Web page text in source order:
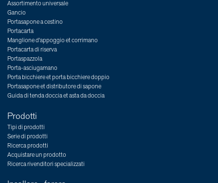
Assortimento universale
Gancio
Portasapone a cestino
Portacarta
Manglione d'appoggio et corrimano
Portacarta di riserva
Portaspazzola
Porta-asciugamano
Porta bicchiere et porta bicchiere doppio
Portasapone et distributore di sapone
Guida di tenda doccia et asta da doccia
Prodotti
Tipi di prodotti
Serie di prodotti
Ricerca prodotti
Acquistare un prodotto
Ricerca rivenditori specializzati